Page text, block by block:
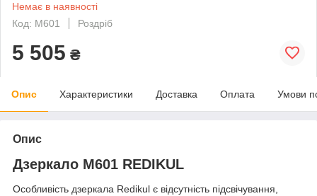
Немає в наявності
Код: М601
Роздріб
5 505 ₴
Опис Характеристики Доставка Оплата Умови
Опис
Дзеркало М601 REDIKUL
Особливість дзеркала Redikul є відсутність підсвічування,